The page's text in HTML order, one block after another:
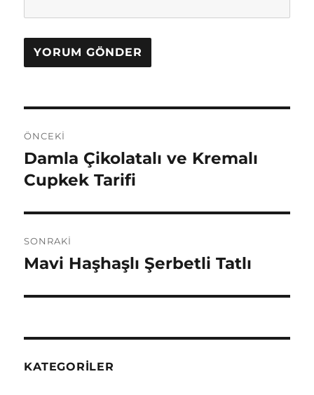
gezinmesi
ÖNCEKI
Önceki
yazı:
Damla Çikolatalı ve Kremalı
Cupkek Tarifi
SONRAKI
Sonraki
Mavi Haşhaşlı Şerbetli Tatlı
KATEGORILER